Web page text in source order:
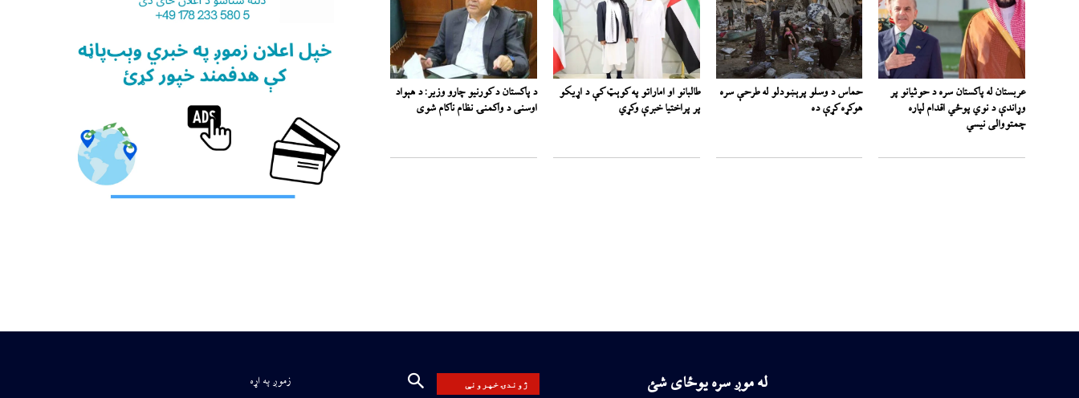
عربستان له پاکستان سره د حوثیانو پر
وړاندې د نوي پوځي اقدام لپاره
چمتووالی نیسي
حماس د وسلو پرېښودلو له طرحې سره
هوکړه کړې ده
طالبانو او اماراتو په کوېټ کې د اړیکو
پر پراختیا خبرې وکړي
د پاکستان د کورنیو چارو وزیر: د هېواد
اوسنی د واکمنۍ نظام ناکام شوی
زموږ په اړه ژوندۍ خپرونې له موږ سره یوځای شئ